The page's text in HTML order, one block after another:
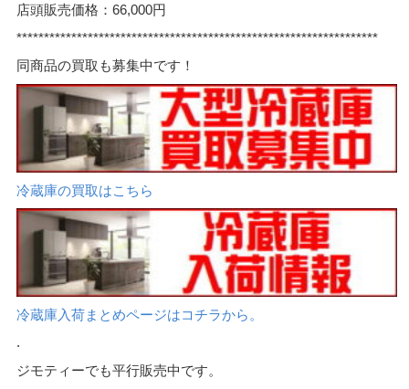
店頭販売価格：66,000円
******************************************************************
同商品の買取も募集中です！
冷蔵庫の買取はこちら
冷蔵庫入荷まとめページはコチラから。
.
ジモティーでも平行販売中です。